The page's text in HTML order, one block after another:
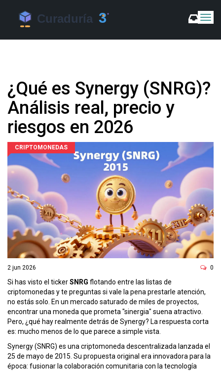
C
m
m
v
c
i
ó
n
¿Qué es Synergy (SNRG)?
Análisis real, precio y
riesgos en 2026
CRIPTOMONEDAS
2 jun 2026 0
Si has visto el tickerSNRG flotando entre las listas de
criptomonedas y te preguntas si vale la pena prestarle atención,
no estás solo. En un mercado saturado de miles de proyectos,
encontrar una moneda que prometa "sinergia" suena atractivo.
Pero, ¿qué hay realmente detrás de Synergy? La respuesta corta
es: mucho menos de lo que parece a simple vista.
Synergy (SNRG) es una criptomoneda descentralizada lanzada el
25 de mayo de 2015. Su propuesta original era innovadora para la
época: fusionar la colaboración comunitaria con la tecnología